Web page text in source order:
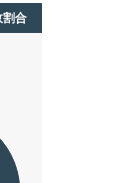
割合